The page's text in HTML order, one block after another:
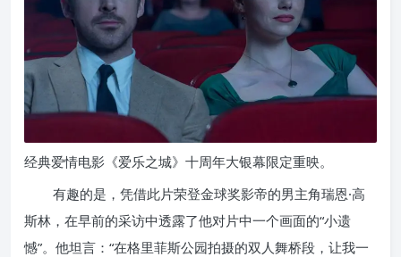
经典爱情电影《爱乐之城》十周年大银幕限定重映。
有趣的是，凭借此片荣登金球奖影帝的男主角瑞恩·高
斯林，在早前的采访中透露了他对片中一个画面的“小遗
憾”。他坦言：“在格里菲斯公园拍摄的双人舞桥段，让我一